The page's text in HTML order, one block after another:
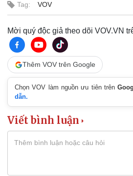
Pháp luật
Vụ án
Tin nóng
Tư vấn luật
Vũ
Tag: VOV
Mời quý độc giả theo dõi VOV.VN
Thêm VOV trên Google
Chọn VOV làm nguồn ưu tiên trên
dẫn.
Viết bình luận